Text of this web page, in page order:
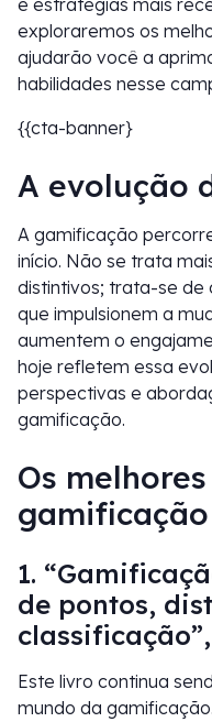
e estratégias mais
exploraremos os
ajudarão você a
habilidades nesse
{{cta-banner}
A evolução
A gamificação
início. Não se trata
distintivos; trata-se de
que impulsionem a
aumentem o
hoje refletem essa
perspectivas e
gamificação.
Os
1.
de pontos,
Este livro continua
mundo da